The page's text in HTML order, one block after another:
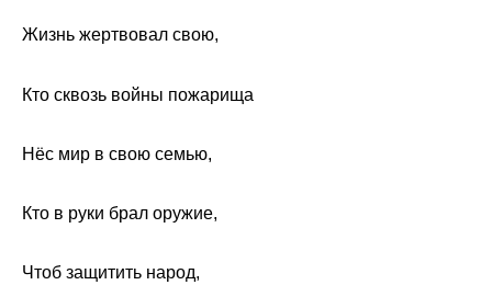
Жизнь жертвовал свою,
Кто сквозь войны пожарища
Нёс мир в свою семью,
Кто в руки брал оружие,
Чтоб защитить народ,